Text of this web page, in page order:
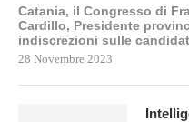
Catania, il Congresso di
Cardillo, Presidente
indiscrezioni sulle
28 Novembre 2023